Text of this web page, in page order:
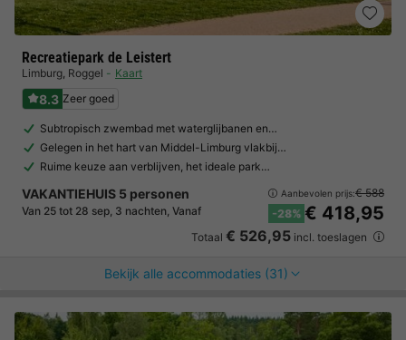
Recreatiepark de Leistert
Limburg, Roggel Kaart
8.3 Zeer goed
Subtropisch zwembad met waterglijbanen en…
Gelegen in het hart van Middel-Limburg vlakbij…
Ruime keuze aan verblijven, het ideale park…
VAKANTIEHUIS 5 personen
Van 25 tot 28 sep, 3 nachten, Vanaf
Aanbevolen prijs:€ 588
-28% € 418,95
Totaal € 526,95 incl. toeslagen
Bekijk alle accommodaties (31)